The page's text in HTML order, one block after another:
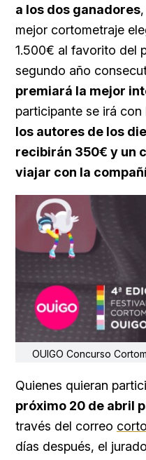
a los dos ganadores
mejor cortometraje
1.500€ al favorito del
segundo año
premiará la mejor
participante se irá
los autores de los
recibirán 350€ y un
viajar con la
OUIGO Concurso
Quienes quieran
próximo 20 de abril
través del correo
días después, el